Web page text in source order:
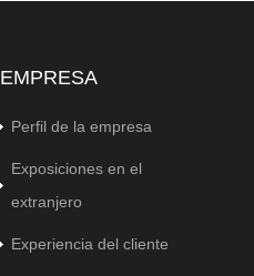
EMPRESA
Perfil de la empresa
Exposiciones en el
extranjero
Experiencia del cliente